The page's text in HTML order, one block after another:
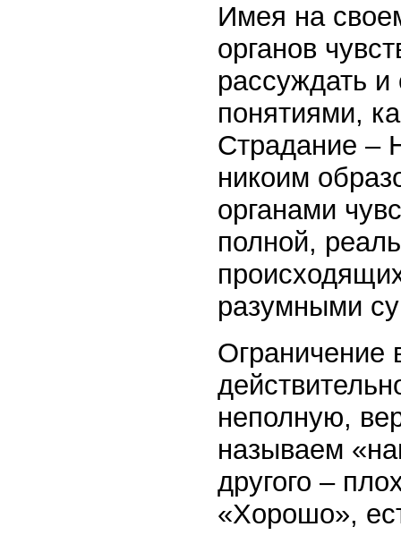
Имея на
органов
рассуждать
понятиями,
Страдание –
никоим
органами
полной,
разумными
Ограничение
неполную,
называем
другого –
«Хорошо»,